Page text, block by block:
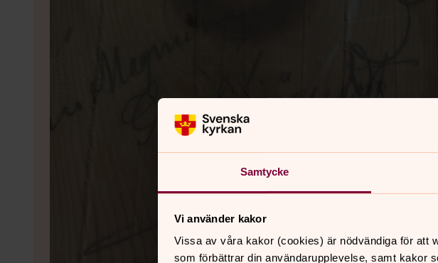
Samtycke
Vi använder kakor
Vissa av våra kakor (cookies) är nödvändiga för att
som förbättrar din användarupplevelse, samt kakor